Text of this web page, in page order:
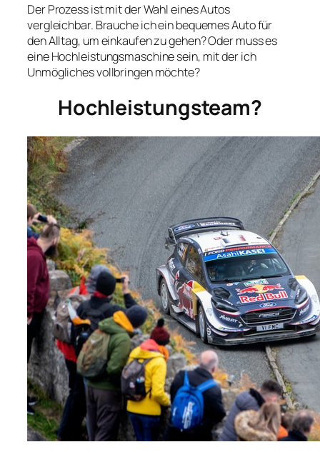
Der Prozess ist mit der Wahl eines Autos
vergleichbar. Brauche ich ein bequemes Auto für
den Alltag, um einkaufen zu gehen? Oder muss es
eine Hochleistungsmaschine sein, mit der ich
Unmögliches vollbringen möchte?
Hochleistungsteam?